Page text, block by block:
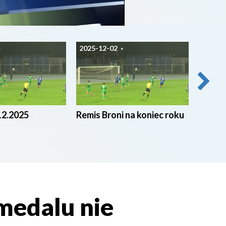
2025-12-02
Remis Broni na koniec roku
nie